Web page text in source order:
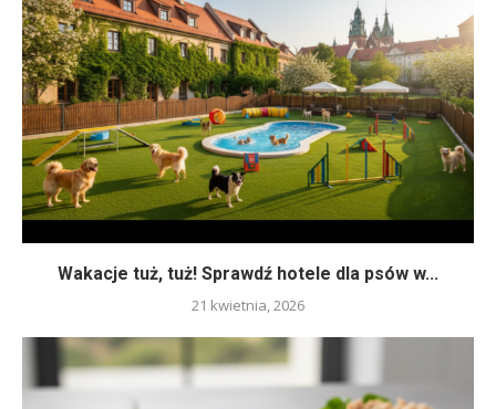
Wakacje tuż, tuż! Sprawdź hotele dla psów w...
21 kwietnia, 2026